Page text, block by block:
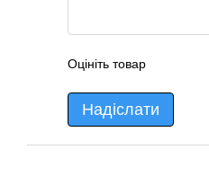
Оцініть товар
Надіслати